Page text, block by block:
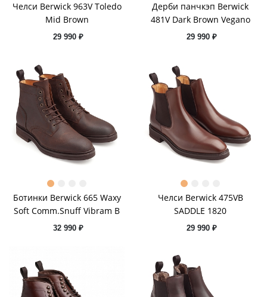
Челси Berwick 963V Toledo
Mid Brown
29 990 ₽
Дерби панчкэп Berwick
481V Dark Brown Vegano
29 990 ₽
Ботинки Berwick 665 Waxy
Soft Comm.Snuff Vibram B
32 990 ₽
Челси Berwick 475VB
SADDLE 1820
29 990 ₽